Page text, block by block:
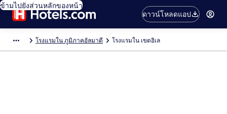
ข้ามไปยังส่วนหลักของหน้า
ดาวน์โหลดแอป
โรงแรมใน ภูมิภาคอัลมาตี โรงแรมใน เขตอิเล